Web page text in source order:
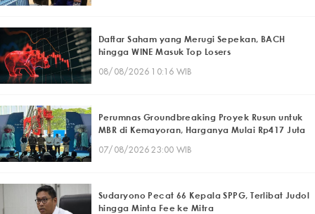
Daftar Saham yang Merugi Sepekan, BACH
hingga WINE Masuk Top Losers
08/08/2026 10:16 WIB
Perumnas Groundbreaking Proyek Rusun untuk
MBR di Kemayoran, Harganya Mulai Rp417 Juta
07/08/2026 23:00 WIB
Sudaryono Pecat 66 Kepala SPPG, Terlibat Judol
hingga Minta Fee ke Mitra